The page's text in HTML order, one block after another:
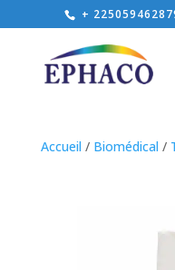
+
Accueil / Biomédical /